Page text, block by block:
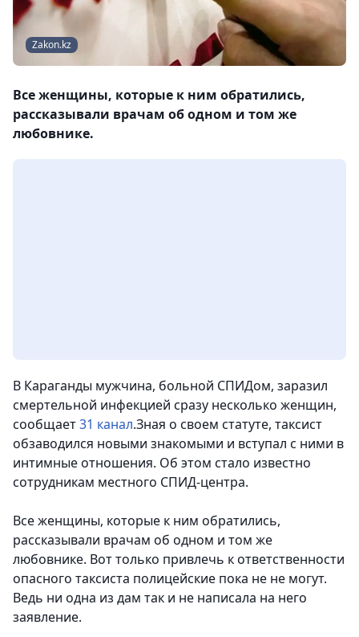
Zakon.kz
Все женщины, которые к ним обратились,
рассказывали врачам об одном и том же
любовнике.
В Караганды мужчина, больной СПИДом, заразил
смертельной инфекцией сразу несколько женщин,
сообщает31 канал.Зная о своем статуте, таксист
обзаводился новыми знакомыми и вступал с ними в
интимные отношения. Об этом стало известно
сотрудникам местного СПИД-центра.
Все женщины, которые к ним обратились,
рассказывали врачам об одном и том же
любовнике. Вот только привлечь к ответственности
опасного таксиста полицейские пока не не могут.
Ведь ни одна из дам так и не написала на него
заявление.